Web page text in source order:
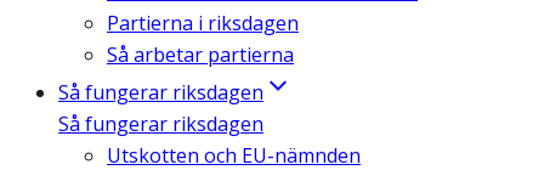
Partierna i riksdagen
Så arbetar partierna
Så fungerar riksdagen
Så fungerar riksdagen
Utskotten och EU-nämnden